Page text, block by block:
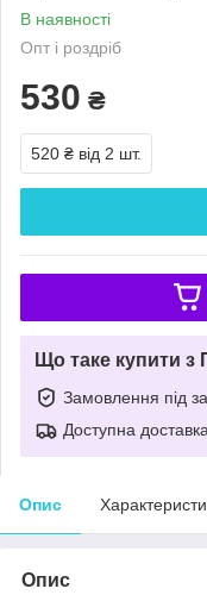
В наявності
Опт і роздріб
530 ₴
520 ₴ від 2 шт.
Що таке купити з
Замовлення під
Доступна доставка
Опис
Опис